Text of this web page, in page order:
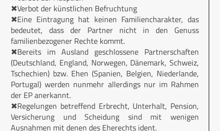
✖Verbot der künstlichen Befruchtung
✖Eine Eintragung hat keinen Familiencharakter, das
bedeutet, dass der Partner nicht in den Genuss
familienbezogener Rechte kommt.
✖Bereits im Ausland geschlossene Partnerschaften
(Deutschland, England, Norwegen, Dänemark, Schweiz,
Tschechien) bzw. Ehen (Spanien, Belgien, Niederlande,
Portugal) werden nunmehr allerdings nur im Rahmen
der EP anerkannt.
✖Regelungen betreffend Erbrecht, Unterhalt, Pension,
Versicherung und Scheidung sind mit wenigen
Ausnahmen mit denen des Eherechts ident.